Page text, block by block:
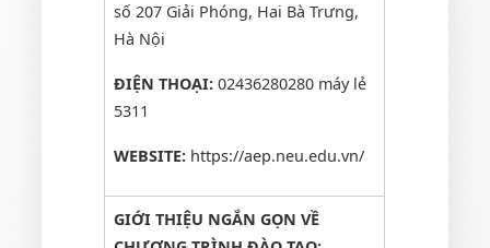
số 207 Giải Phóng, Hai Bà Trưng,
Hà Nội
ĐIỆN THOẠI:02436280280 máy lẻ
5311
WEBSITE: https://aep.neu.edu.vn/
GIỚI THIỆU NGẮN GỌN VỀ